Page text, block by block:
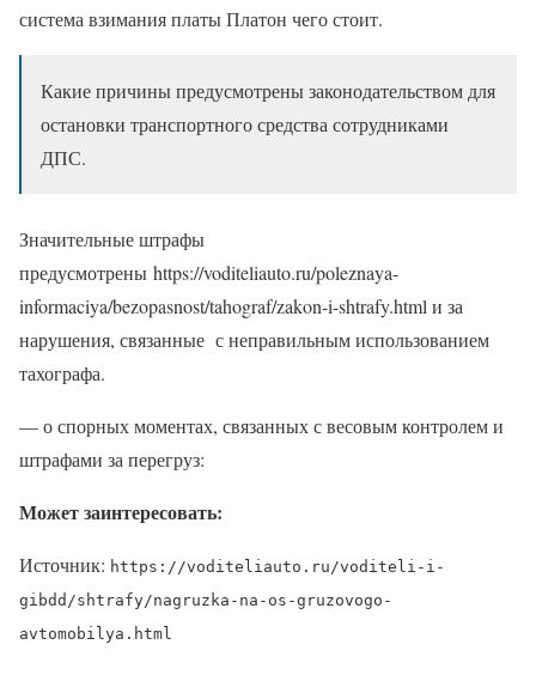
система взимания платы Платон чего стоит.
Какие причины предусмотрены законодательством для
остановки транспортного средства сотрудниками
ДПС.
Значительные штрафы
предусмотрены https://voditeliauto.ru/poleznaya-
informaciya/bezopasnost/tahograf/zakon-i-shtrafy.html и за
нарушения, связанные с неправильным использованием
тахографа.
— о спорных моментах, связанных с весовым контролем и
штрафами за перегруз:
Может заинтересовать:
Источник: https://voditeliauto.ru/voditeli-i-
gibdd/shtrafy/nagruzka-na-os-gruzovogo-
avtomobilya.html